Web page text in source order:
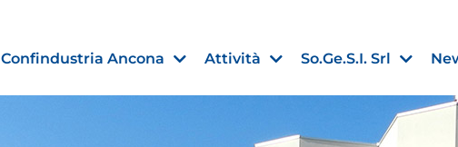
Confindustria Ancona Attività So.Ge.S.I. Srl